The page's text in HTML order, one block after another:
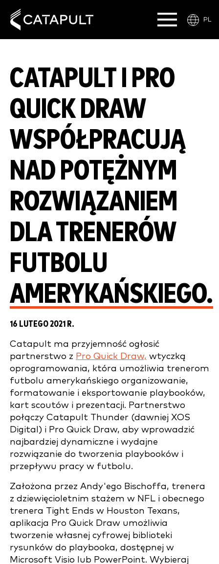
PL
CATAPULT I PRO
QUICK DRAW
WSPÓŁPRACUJĄ
NAD POTĘŻNYM
ROZWIĄZANIEM
DLA TRENERÓW
FUTBOLU
AMERYKAŃSKIEGO.
16 LUTEGO 2021 R.
Catapult ma przyjemność ogłosić
partnerstwo z Pro Quick Draw, wtyczką
oprogramowania, która umożliwia trenerom
futbolu amerykańskiego organizowanie,
formatowanie i eksportowanie playbooków,
kart scoutów i prezentacji. Partnerstwo
połączy Catapult Thunder (dawniej XOS
Digital) i Pro Quick Draw, aby wprowadzić
najbardziej dynamiczne i wydajne
rozwiązanie do tworzenia playbooków i
przepływu pracy w futbolu.
Założona przez Andy'ego Bischoffa, trenera
z dziewięcioletnim stażem w NFL i obecnego
trenera Tight Ends w Houston Texans,
aplikacja Pro Quick Draw umożliwia
tworzenie własnej cyfrowej biblioteki
rysunków do playbooka, dostępnej w
Microsoft Visio lub PowerPoint. Wybieraj